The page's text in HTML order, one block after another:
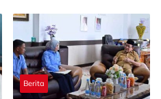
Berita